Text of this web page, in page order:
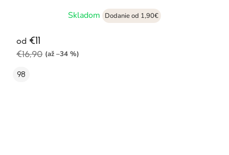
Skladom
Dodanie od 1,90€
od €11
€16,90 (až –34 %)
98